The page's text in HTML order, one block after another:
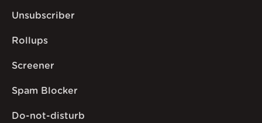
Unsubscriber
Rollups
Screener
Spam Blocker
Do-not-disturb